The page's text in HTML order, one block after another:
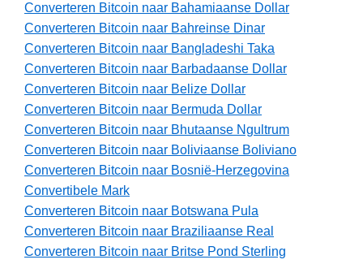
Converteren Bitcoin naar Bahamiaanse Dollar
Converteren Bitcoin naar Bahreinse Dinar
Converteren Bitcoin naar Bangladeshi Taka
Converteren Bitcoin naar Barbadaanse Dollar
Converteren Bitcoin naar Belize Dollar
Converteren Bitcoin naar Bermuda Dollar
Converteren Bitcoin naar Bhutaanse Ngultrum
Converteren Bitcoin naar Boliviaanse Boliviano
Converteren Bitcoin naar Bosnië-Herzegovina
Convertibele Mark
Converteren Bitcoin naar Botswana Pula
Converteren Bitcoin naar Braziliaanse Real
Converteren Bitcoin naar Britse Pond Sterling